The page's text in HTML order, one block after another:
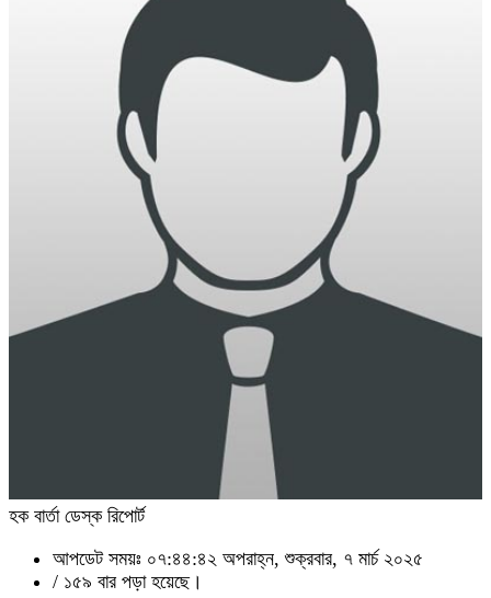
হক বার্তা ডেস্ক রিপোর্ট
আপডেট সময়ঃ ০৭:৪৪:৪২ অপরাহ্ন, শুক্রবার, ৭ মার্চ ২০২৫
/ ১৫৯ বার পড়া হয়েছে।